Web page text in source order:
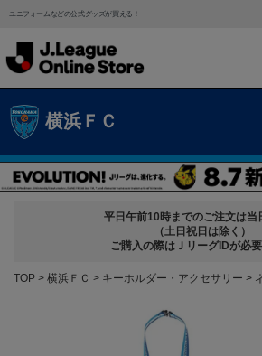
ユニフォームなどの公式グッズが買える！
横浜ＦＣ
平日午前10時までのご注文は当
（土日祝日は除く）
ご購入の際はＪリーグIDが必要
TOP 横浜ＦＣ キーホルダー・アクセサリー